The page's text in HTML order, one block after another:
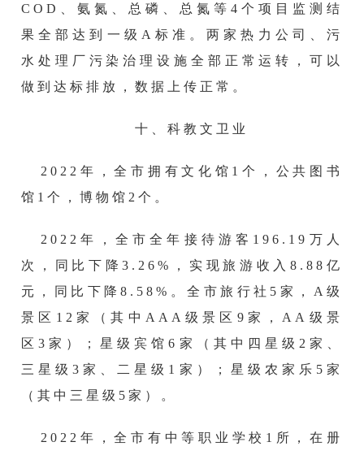
COD、氨氮、总磷、总氮等4个项目监测结
果全部达到一级A标准。两家热力公司、污
水处理厂污染治理设施全部正常运转，可以
做到达标排放，数据上传正常。
十、科教文卫业
2022年，全市拥有文化馆1个，公共图书
馆1个，博物馆2个。
2022年，全市全年接待游客196.19万人
次，同比下降3.26%，实现旅游收入8.88亿
元，同比下降8.58%。全市旅行社5家，A级
景区12家（其中AAA级景区9家，AA级景
区3家）；星级宾馆6家（其中四星级2家、
三星级3家、二星级1家）；星级农家乐5家
（其中三星级5家）。
2022年，全市有 中等职业学校 1所，在册